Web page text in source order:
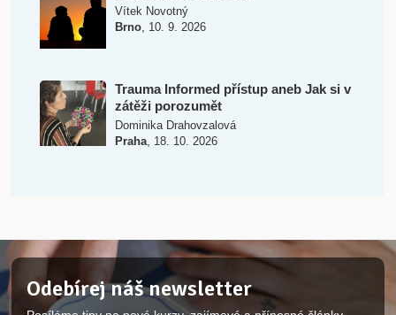
Vítek Novotný
Brno, 10. 9. 2026
Trauma Informed přístup aneb Jak si v
zátěži porozumět
Dominika Drahovzalová
Praha, 18. 10. 2026
Odebírej náš newsletter